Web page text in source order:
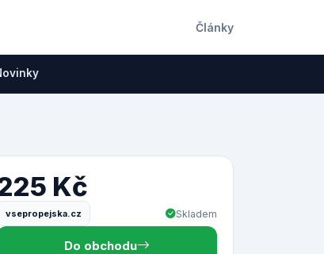
Články
Kč
vsepropejska.cz Skladem
Do obchodu